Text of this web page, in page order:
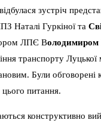
зустріч
Наталі Гуркіної та
ЛПЄ В
транспорту Луцької
Були обговорені
цього питання.
конструктивно